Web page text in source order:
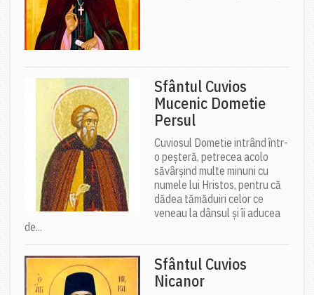
Sfântul Cuvios
Mucenic Dometie
Persul
Cuviosul Dometie intrând într-
o peșteră, petrecea acolo
săvârșind multe minuni cu
numele lui Hristos, pentru că
dădea tămăduiri celor ce
veneau la dânsul și îi aducea
de...
Sfântul Cuvios
Nicanor